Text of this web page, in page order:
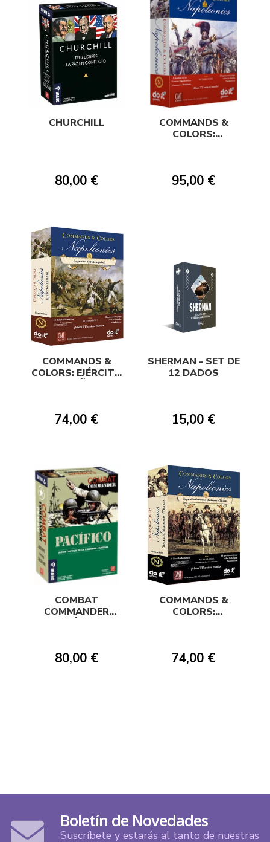
CHURCHILL
80,00 €
COMMANDS &
COLORS:
95,00 €
COMMANDS &
COLORS: EJÉRCITO
74,00 €
SHERMAN - SET DE
12 DADOS
15,00 €
COMBAT
COMMANDER
80,00 €
COMMANDS &
COLORS:
74,00 €
Boletín de Novedades
Suscríbete y estarás al tanto de nuestras